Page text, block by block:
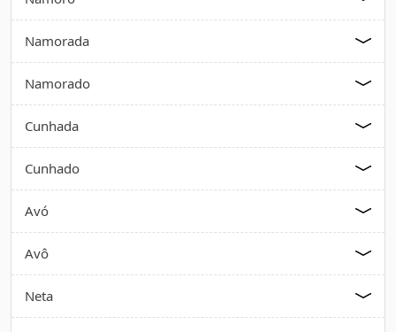
Namorada
Namorado
Cunhada
Cunhado
Avó
Avô
Neta